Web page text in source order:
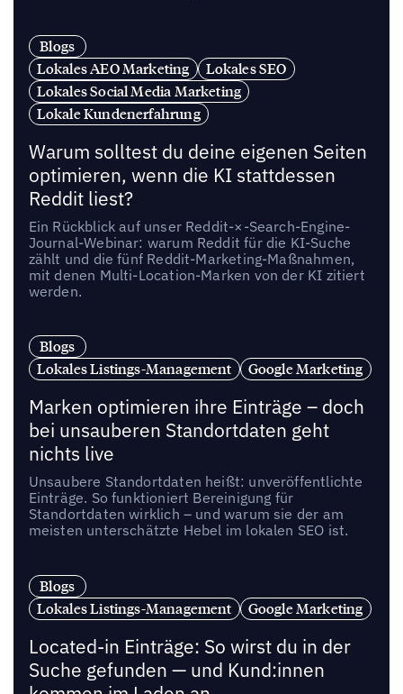
Blogs
Lokales AEO Marketing
Lokales SEO
Lokales Social Media Marketing
Lokale Kundenerfahrung
Warum solltest du deine eigenen Seiten
optimieren, wenn die KI stattdessen
Reddit liest?
Ein Rückblick auf unser Reddit-×-Search-Engine-
Journal-Webinar: warum Reddit für die KI-Suche
zählt und die fünf Reddit-Marketing-Maßnahmen,
mit denen Multi-Location-Marken von der KI zitiert
werden.
Blogs
Lokales Listings-Management
Google Marketing
Marken optimieren ihre Einträge – doch
bei unsauberen Standortdaten geht
nichts live
Unsaubere Standortdaten heißt: unveröffentlichte
Einträge. So funktioniert Bereinigung für
Standortdaten wirklich – und warum sie der am
meisten unterschätzte Hebel im lokalen SEO ist.
Blogs
Lokales Listings-Management
Google Marketing
Located-in Einträge: So wirst du in der
Suche gefunden — und Kund:innen